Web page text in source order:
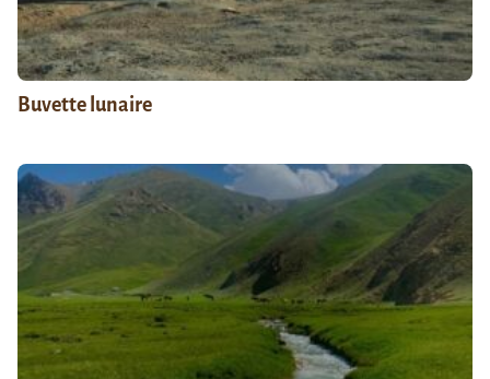
Buvette lunaire